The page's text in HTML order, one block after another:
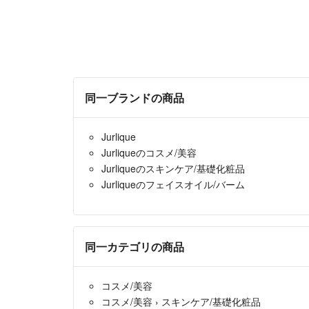
同一ブランドの商品
Jurlique
Jurliqueのコスメ/美容
Jurliqueのスキンケア/基礎化粧品
Jurliqueのフェイスオイル/バーム
同一カテゴリの商品
コスメ/美容
コスメ/美容 › スキンケア/基礎化粧品